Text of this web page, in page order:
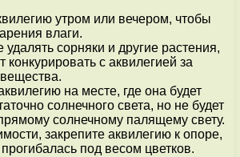
утром или вечером, чтобы
влаги.
сорняки и другие растения,
конкурировать с аквилегией за
на месте, где она будет
солнечного света, но не будет
солнечному палящему свету.
закрепите аквилегию к опоре,
под весом цветков.